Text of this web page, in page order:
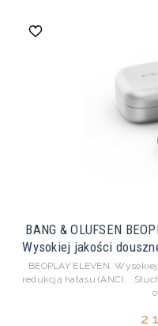
BANG & OLUFSEN
Wysokiej jakości
BEOPLAY ELEVEN.
redukcją hałasu (ANC).
2